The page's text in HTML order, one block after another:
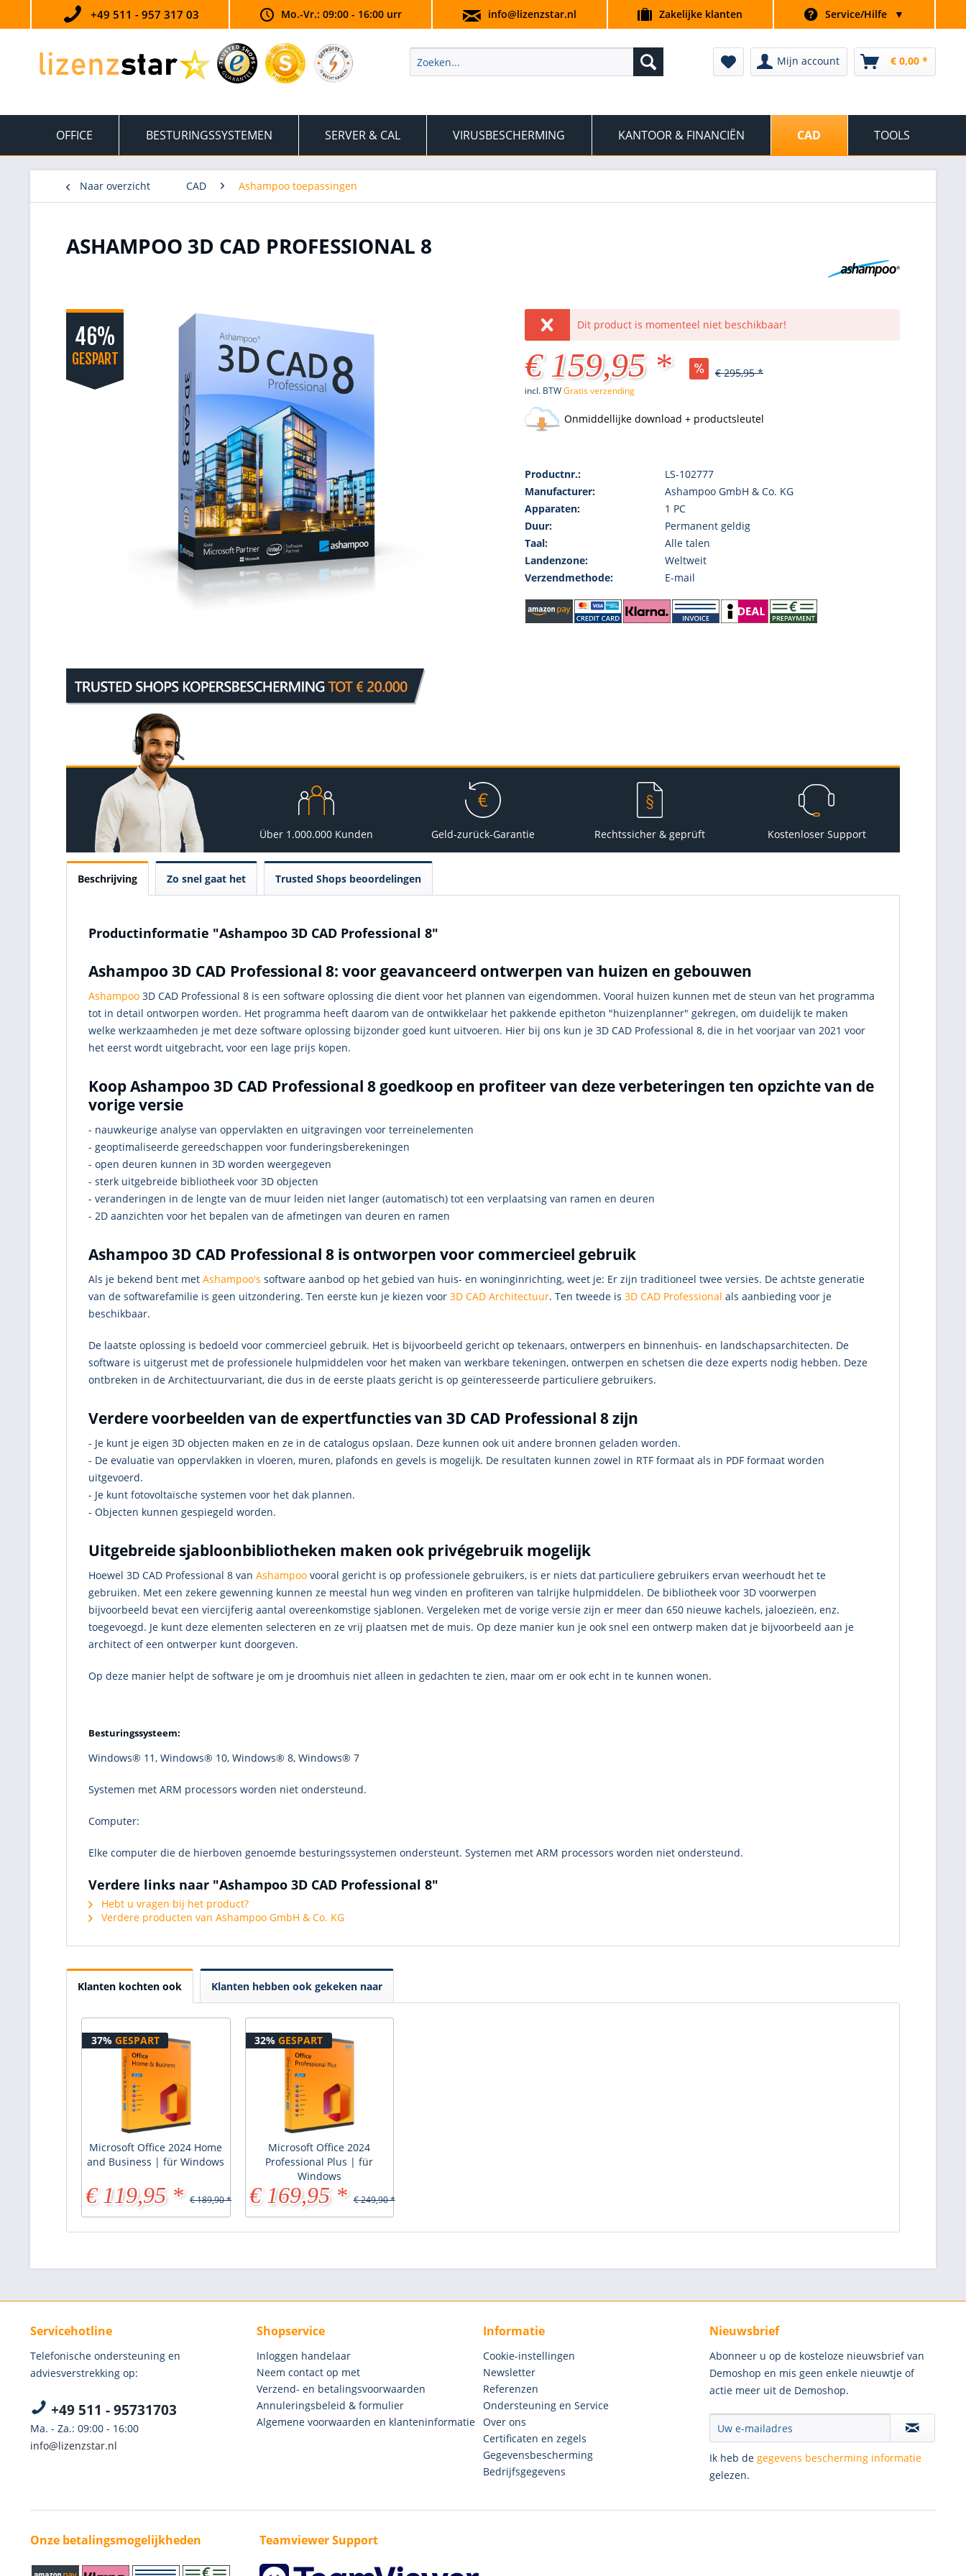
+49 511 - 957 317 03 Mo.-Vr.: 09:00 - 16:00 urr info@lizenzstar.nl Zakelijke klanten Service/Hilfe ▼
Mijn account € 0,00 *
OFFICE BESTURINGSSYSTEMEN SERVER & CAL VIRUSBESCHERMING KANTOOR & FINANCIËN CAD TOOLS
Naar overzicht CAD Ashampoo toepassingen
ASHAMPOO 3D CAD PROFESSIONAL 8
46%
GESPART
Dit product is momenteel niet beschikbaar!
€ 159,95 * € 295,95 *
incl. BTWGratis verzending
Onmiddellijke download + productsleutel
Productnr.:
LS-102777
Manufacturer:
Ashampoo GmbH & Co. KG
Apparaten:
1 PC
Duur:
Permanent geldig
Taal:
Alle talen
Landenzone:
Weltweit
Verzendmethode:
E-mail
Über 1.000.000 Kunden Geld-zurück-Garantie Rechtssicher & geprüft Kostenloser Support
Beschrijving Zo snel gaat het Trusted Shops beoordelingen
Productinformatie "Ashampoo 3D CAD Professional 8"
Ashampoo 3D CAD Professional 8: voor geavanceerd ontwerpen van huizen en gebouwen
Ashampoo 3D CAD Professional 8 is een software oplossing die dient voor het plannen van eigendommen. Vooral huizen kunnen met de steun van het programma
tot in detail ontworpen worden. Het programma heeft daarom van de ontwikkelaar het pakkende epitheton "huizenplanner" gekregen, om duidelijk te maken
welke werkzaamheden je met deze software oplossing bijzonder goed kunt uitvoeren. Hier bij ons kun je 3D CAD Professional 8, die in het voorjaar van 2021 voor
het eerst wordt uitgebracht, voor een lage prijs kopen.
Koop Ashampoo 3D CAD Professional 8 goedkoop en profiteer van deze verbeteringen ten opzichte van de
vorige versie
- nauwkeurige analyse van oppervlakten en uitgravingen voor terreinelementen
- geoptimaliseerde gereedschappen voor funderingsberekeningen
- open deuren kunnen in 3D worden weergegeven
- sterk uitgebreide bibliotheek voor 3D objecten
- veranderingen in de lengte van de muur leiden niet langer (automatisch) tot een verplaatsing van ramen en deuren
- 2D aanzichten voor het bepalen van de afmetingen van deuren en ramen
Ashampoo 3D CAD Professional 8 is ontworpen voor commercieel gebruik
Als je bekend bent met Ashampoo's software aanbod op het gebied van huis- en woninginrichting, weet je: Er zijn traditioneel twee versies. De achtste generatie
van de softwarefamilie is geen uitzondering. Ten eerste kun je kiezen voor 3D CAD Architectuur. Ten tweede is 3D CAD Professional als aanbieding voor je
beschikbaar.
De laatste oplossing is bedoeld voor commercieel gebruik. Het is bijvoorbeeld gericht op tekenaars, ontwerpers en binnenhuis- en landschapsarchitecten. De
software is uitgerust met de professionele hulpmiddelen voor het maken van werkbare tekeningen, ontwerpen en schetsen die deze experts nodig hebben. Deze
ontbreken in de Architectuurvariant, die dus in de eerste plaats gericht is op geïnteresseerde particuliere gebruikers.
Verdere voorbeelden van de expertfuncties van 3D CAD Professional 8 zijn
- Je kunt je eigen 3D objecten maken en ze in de catalogus opslaan. Deze kunnen ook uit andere bronnen geladen worden.
- De evaluatie van oppervlakken in vloeren, muren, plafonds en gevels is mogelijk. De resultaten kunnen zowel in RTF formaat als in PDF formaat worden
uitgevoerd.
- Je kunt fotovoltaïsche systemen voor het dak plannen.
- Objecten kunnen gespiegeld worden.
Uitgebreide sjabloonbibliotheken maken ook privégebruik mogelijk
Hoewel 3D CAD Professional 8 van Ashampoo vooral gericht is op professionele gebruikers, is er niets dat particuliere gebruikers ervan weerhoudt het te
gebruiken. Met een zekere gewenning kunnen ze meestal hun weg vinden en profiteren van talrijke hulpmiddelen. De bibliotheek voor 3D voorwerpen
bijvoorbeeld bevat een viercijferig aantal overeenkomstige sjablonen. Vergeleken met de vorige versie zijn er meer dan 650 nieuwe kachels, jaloezieën, enz.
toegevoegd. Je kunt deze elementen selecteren en ze vrij plaatsen met de muis. Op deze manier kun je ook snel een ontwerp maken dat je bijvoorbeeld aan je
architect of een ontwerper kunt doorgeven.
Op deze manier helpt de software je om je droomhuis niet alleen in gedachten te zien, maar om er ook echt in te kunnen wonen.
Besturingssysteem:
Windows® 11, Windows® 10, Windows® 8, Windows® 7
Systemen met ARM processors worden niet ondersteund.
Computer:
Elke computer die de hierboven genoemde besturingssystemen ondersteunt. Systemen met ARM processors worden niet ondersteund.
Verdere links naar "Ashampoo 3D CAD Professional 8"
Hebt u vragen bij het product?
Verdere producten van Ashampoo GmbH & Co. KG
Klanten kochten ook Klanten hebben ook gekeken naar
37% GESPART
Microsoft Office 2024 Home
and Business | für Windows
€ 119,95 * € 189,90 *
32%GESPART
Microsoft Office 2024
Professional Plus | für
Windows
€ 169,95 * € 249,90 *
Servicehotline
Telefonische ondersteuning en
adviesverstrekking op:
+49 511 - 95731703
Ma. - Za.: 09:00 - 16:00
info@lizenzstar.nl
Shopservice
Inloggen handelaar
Neem contact op met
Verzend- en betalingsvoorwaarden
Annuleringsbeleid & formulier
Algemene voorwaarden en klanteninformatie
Informatie
Cookie-instellingen
Newsletter
Referenzen
Ondersteuning en Service
Over ons
Certificaten en zegels
Gegevensbescherming
Bedrijfsgegevens
Nieuwsbrief
Abonneer u op de kosteloze nieuwsbrief van
Demoshop en mis geen enkele nieuwtje of
actie meer uit de Demoshop.
Ik heb de gegevens bescherming informatie
gelezen.
Onze betalingsmogelijkheden Teamviewer Support